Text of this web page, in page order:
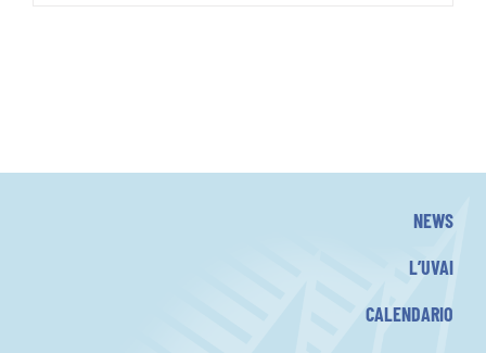
NEWS
L’UVAI
CALENDARIO